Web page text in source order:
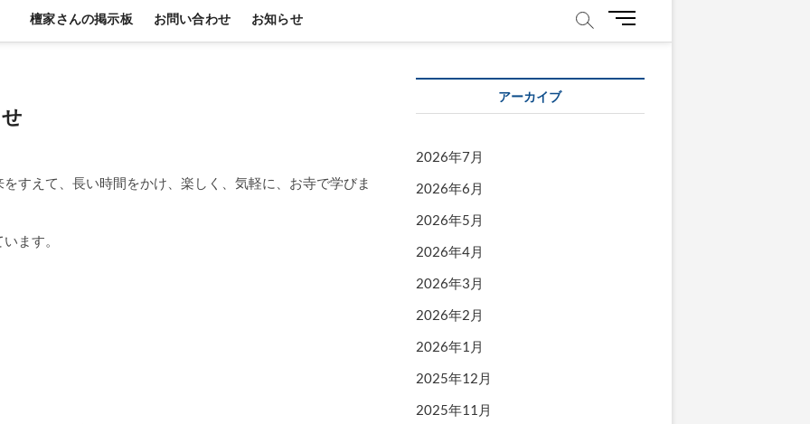
檀家さんの掲示板 お問い合わせ お知らせ
メ
ー
タ
すえて、長い時間をかけ、楽しく、気軽に、お寺で学びま
ます。
アーカイブ
2026年7月
2026年6月
2026年5月
2026年4月
2026年3月
2026年2月
2026年1月
2025年12月
2025年11月